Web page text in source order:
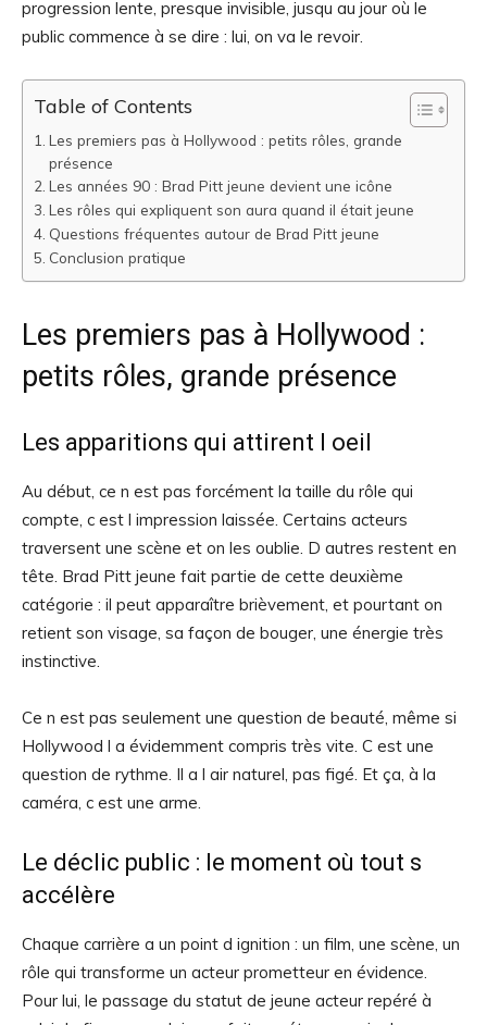
progression lente, presque invisible, jusqu au jour où le
public commence à se dire : lui, on va le revoir.
Table of Contents
Les premiers pas à Hollywood : petits rôles, grande
présence
Les années 90 : Brad Pitt jeune devient une icône
Les rôles qui expliquent son aura quand il était jeune
Questions fréquentes autour de Brad Pitt jeune
Conclusion pratique
Les premiers pas à Hollywood :
petits rôles, grande présence
Les apparitions qui attirent l oeil
Au début, ce n est pas forcément la taille du rôle qui
compte, c est l impression laissée. Certains acteurs
traversent une scène et on les oublie. D autres restent en
tête. Brad Pitt jeune fait partie de cette deuxième
catégorie : il peut apparaître brièvement, et pourtant on
retient son visage, sa façon de bouger, une énergie très
instinctive.
Ce n est pas seulement une question de beauté, même si
Hollywood l a évidemment compris très vite. C est une
question de rythme. Il a l air naturel, pas figé. Et ça, à la
caméra, c est une arme.
Le déclic public : le moment où tout s
accélère
Chaque carrière a un point d ignition : un film, une scène, un
rôle qui transforme un acteur prometteur en évidence.
Pour lui, le passage du statut de jeune acteur repéré à